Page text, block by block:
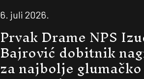
6. juli 2026.
Prvak Drame NPS
Bajrović dobitnik
za najbolje glumačko